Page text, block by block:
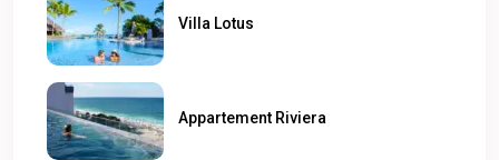
Villa Lotus
Appartement Riviera